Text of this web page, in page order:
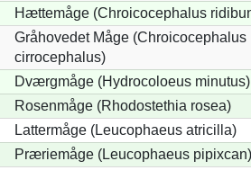
Hættemåge (Chroicocephalus
Gråhovedet Måge (Chroicocephalus
cirrocephalus)
Dværgmåge (Hydrocoloeus minutus)
Rosenmåge (Rhodostethia rosea)
Lattermåge (Leucophaeus atricilla)
Præriemåge (Leucophaeus pipixcan)